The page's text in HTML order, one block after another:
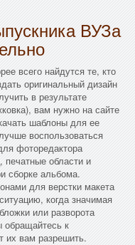
ВУЗа
всего найдутся те, кто
оригинальный дизайн
в результате
вам нужно на сайте
шаблоны для ее
воспользоваться
фоторедактора
печатные области и
сборке альбома.
для верстки макета
когда значимая
или разворота
обращайтесь к
их вам разрешить.